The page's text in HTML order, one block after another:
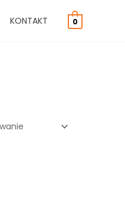
KONTAKT 0